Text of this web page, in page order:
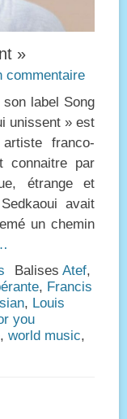
»
commentaire
label Song
unissent » est
franco-
connaitre par
étrange et
avait
un chemin
Balises Atef,
, Francis
, Louis
you
, world music,